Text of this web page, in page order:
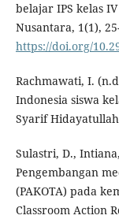
belajar IPS kelas
Nusantara, 1(1),
https://doi.org/
Rachmawati, I.
Indonesia siswa
Syarif
Sulastri, D.,
Pengembangan
(PAKOTA) pada
Classroom Action